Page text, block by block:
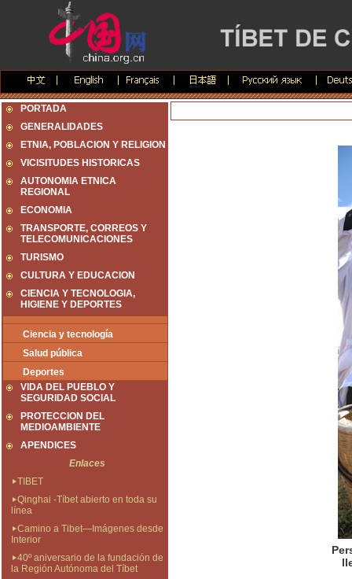
PORTADA
GENERALIDADES
ETNIA, POBLACION Y RELIGION
VICISITUDES HISTORICAS
AUTONOMIA ETNICA
REGIONAL
ECONOMIA
TRANSPORTE, CORREOS Y
TELECOMUNICACIONES
TURISMO
CULTURA Y EDUCACION
CIENCIA Y TECNOLOGIA,
HIGIENE Y DEPORTES
Ciencia y tecnología
Salud pública
Deportes
VIDA DEL PUEBLO Y
SEGURIDAD SOCIAL
PROTECCION DEL
MEDIOAMBIENTE
APENDICES
Enlaces
TIBET
Qinghai -Tíbet abierto en toda su
línea
Camino a Tibet—Imágenes desde
Interior
40º aniversario de la fundación de
la Región Autónoma del Tíbet